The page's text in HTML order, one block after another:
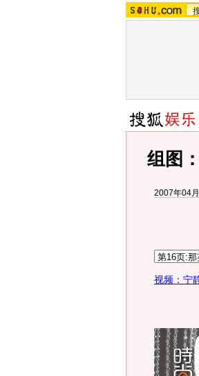
组图
2007年04
视频：宁